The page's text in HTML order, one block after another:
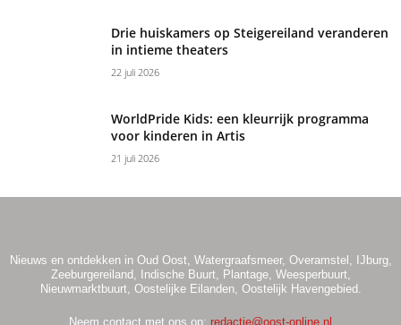
Drie huiskamers op Steigereiland veranderen
in intieme theaters
22 juli 2026
WorldPride Kids: een kleurrijk programma
voor kinderen in Artis
21 juli 2026
Nieuws en ontdekken in Oud Oost, Watergraafsmeer, Overamstel, IJburg,
Zeeburgereiland, Indische Buurt, Plantage, Weesperbuurt,
Nieuwmarktbuurt, Oostelijke Eilanden, Oostelijk Havengebied.
Neem contact met ons op: redactie@oost-online.nl